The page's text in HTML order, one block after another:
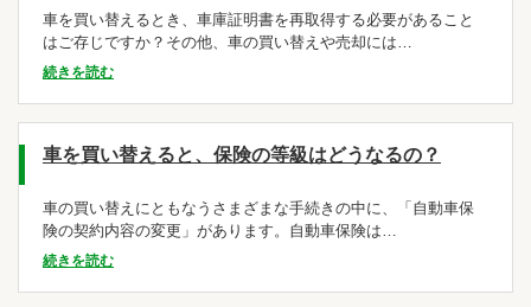
車を買い替えるとき、車庫証明書を再取得する必要があること
はご存じですか？その他、車の買い替えや売却には…
続きを読む
車を買い替えると、保険の等級はどうなるの？
車の買い替えにともなうさまざまな手続きの中に、「自動車保
険の契約内容の変更」があります。自動車保険は…
続きを読む